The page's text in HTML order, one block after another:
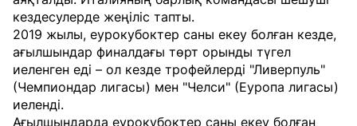
кездесулерде жеңіліс тапты.
2019 жылы, еурокубоктер саны екеу болған кезде,
ағылшындар финалдағы төрт орынды түгел
иеленген еді – ол кезде трофейлерді "Ливерпуль"
(Чемпиондар лигасы) мен "Челси" (Еуропа лигасы)
иеленді.
Ағылшындарда еурокубоктер саны екеу болған